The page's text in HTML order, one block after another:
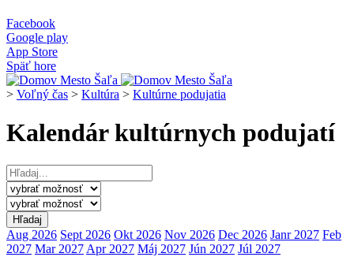
Facebook
Google play
App Store
Späť hore
> Voľný čas > Kultúra > Kultúrne podujatia
Kalendár kultúrnych podujatí
Aug 2026 Sept 2026 Okt 2026 Nov 2026 Dec 2026 Janr 2027 Feb
2027 Mar 2027 Apr 2027 Máj 2027 Jún 2027 Júl 2027